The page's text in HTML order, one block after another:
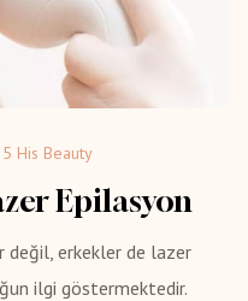
His Beauty
Epilasyon
değil, erkekler de lazer
ilgi göstermektedir.